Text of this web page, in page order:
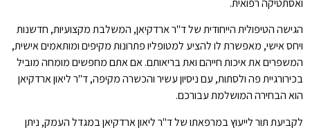
ואסתטיקה רפואית.
הגישה הטיפולית הייחודית של ד"ר ארדקיאן, המשלבת מקצועיות, חדשנות
ויחס אישי, מאפשרת לו להציע למטופליו פתרונות מקיפים ומותאמים אישית,
המשפרים את איכות חייהם ואת בריאותם. אם אתם מחפשים מומחה מוביל
בכירורגיית פה ולסתות, עם ניסיון עשיר והכשרה מקיפה, ד"ר ליאון ארדקיאן
הוא הבחירה המושלמת עבורכם.
לקביעת תור לייעוץ במרפאתו של ד"ר ליאון ארדקיאן במגדל העמק, ניתן